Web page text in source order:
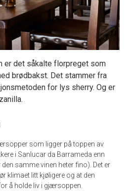
er det såkalte florpreget som
brødbakst. Det stammer fra
for lys sherry. Og er
som ligger på toppen av
i Sanlucar da Barrameda enn
samme vinen heter fino). Det er
klimaet litt kjøligere og at den
å holde liv i gjærsoppen.